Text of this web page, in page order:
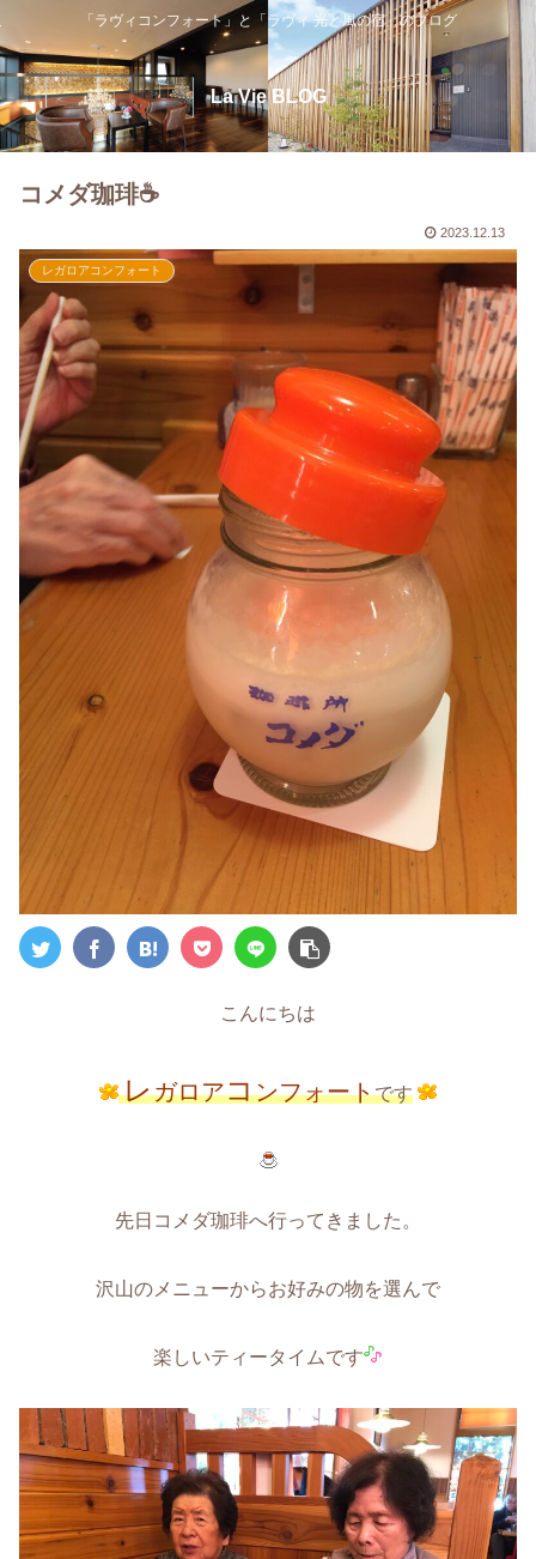
「ラヴィコンフォート」と「ラヴィ 光と風の宿」のブログ
La Vie BLOG
コメダ珈琲☕
2023.12.13
レガロアコンフォート
こんにちは
レガロアコンフォートです
先日コメダ珈琲へ行ってきました。
沢山のメニューからお好みの物を選んで
楽しいティータイムです